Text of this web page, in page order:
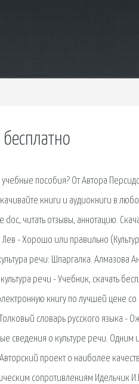
бесплатно
пособия? От Автора
книги и аудиокниги в
читать отзывы, аннотацию.
- Хорошо или правильно
речи: Шпаргалка. Алмазова
речи - Учебник, скачать
книгу по лучшей цене
словарь русского языка -
сведения о культуре речи.
проект о наиболее
сопротивлениям Идельчик